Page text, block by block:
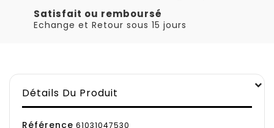
Satisfait ou remboursé
Echange et Retour sous 15 jours
Détails Du Produit
Référence 61031047530